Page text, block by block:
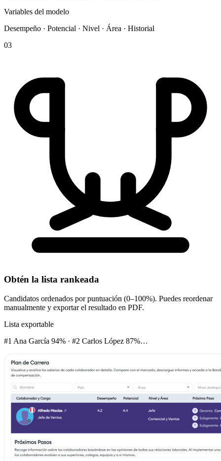
Variables del modelo
Desempeño · Potencial · Nivel · Área · Historial
03
Obtén la lista rankeada
Candidatos ordenados por puntuación (0–100%). Puedes reordenar
manualmente y exportar el resultado en PDF.
Lista exportable
#1 Ana García 94% · #2 Carlos López 87%…